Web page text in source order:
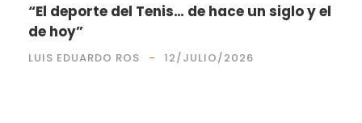
“El deporte del Tenis… de hace un siglo y el
de hoy”
LUIS EDUARDO ROS 12/JULIO/2026